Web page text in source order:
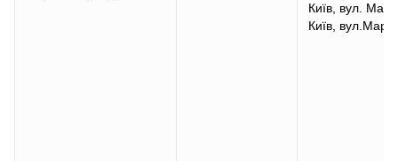
Київ, вул.
Київ,